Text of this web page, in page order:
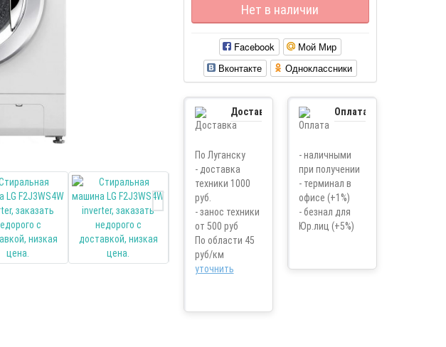
Нет в наличии
Facebook
Мой Мир
Вконтакте
Одноклассники
Доставка
По Луганску
- доставка
техники 1000
руб.
- занос техники
от 500 руб
По области 45
руб/км
уточнить
Оплата
- наличными
при получении
- терминал в
офисе (+1%)
- безнал для
Юр.лиц (+5%)